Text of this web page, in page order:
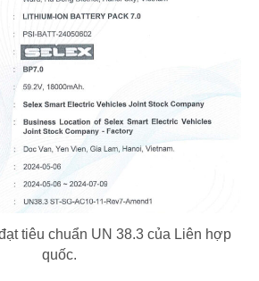
tiêu chuẩn UN 38.3 của Liên hợp
quốc.